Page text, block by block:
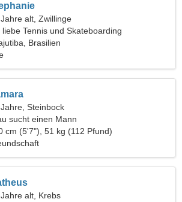
alt, Zwillinge
liebe Tennis und Skateboarding
Brasilien
Steinbock
sucht einen Mann
cm (5'7"), 51 kg (112 Pfund)
alt, Krebs